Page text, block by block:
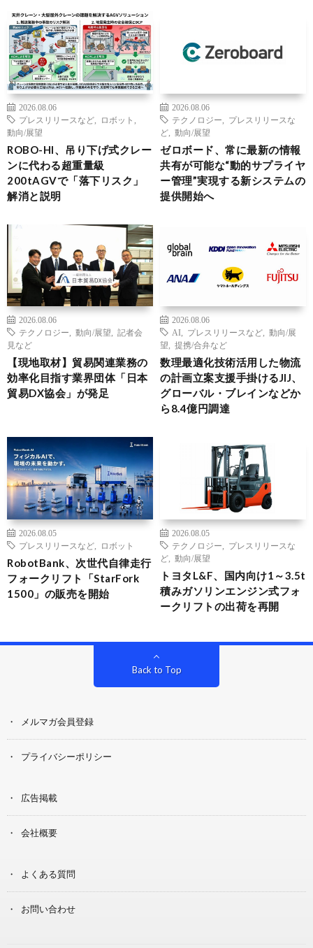
2026.08.06
プレスリリースなど
ロボット
動向/展望
ROBO-HI、吊り下げ式クレー
ンに代わる超重量級
200tAGVで「落下リスク」
解消と説明
2026.08.06
テクノロジー
プレスリリースな
ど
動向/展望
ゼロボード、常に最新の情報
共有が可能な“動的サプライヤ
ー管理”実現する新システムの
提供開始へ
2026.08.06
テクノロジー
動向/展望
記者会
見など
【現地取材】貿易関連業務の
効率化目指す業界団体「日本
貿易DX協会」が発足
2026.08.06
AI
プレスリリースなど
動向/展
望
提携/合弁など
数理最適化技術活用した物流
の計画立案支援手掛けるJIJ、
グローバル・ブレインなどか
ら8.4億円調達
2026.08.05
プレスリリースなど
ロボット
RobotBank、次世代自律走行
フォークリフト「StarFork
1500」の販売を開始
2026.08.05
テクノロジー
プレスリリースな
ど
動向/展望
トヨタL&F、国内向け1～3.5t
積みガソリンエンジン式フォ
ークリフトの出荷を再開
Back to Top
メルマガ会員登録
プライバシーポリシー
広告掲載
会社概要
よくある質問
お問い合わせ